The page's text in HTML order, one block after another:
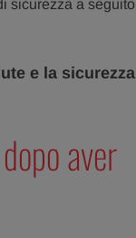
sicurezza a seguito
e la sicurezza
aver